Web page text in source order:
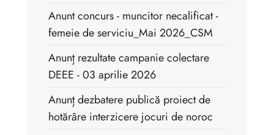
Anunt concurs - muncitor necalificat -
femeie de serviciu_Mai 2026_CSM
Anunț rezultate campanie colectare
DEEE - 03 aprilie 2026
Anunț dezbatere publică proiect de
hotărâre interzicere jocuri de noroc